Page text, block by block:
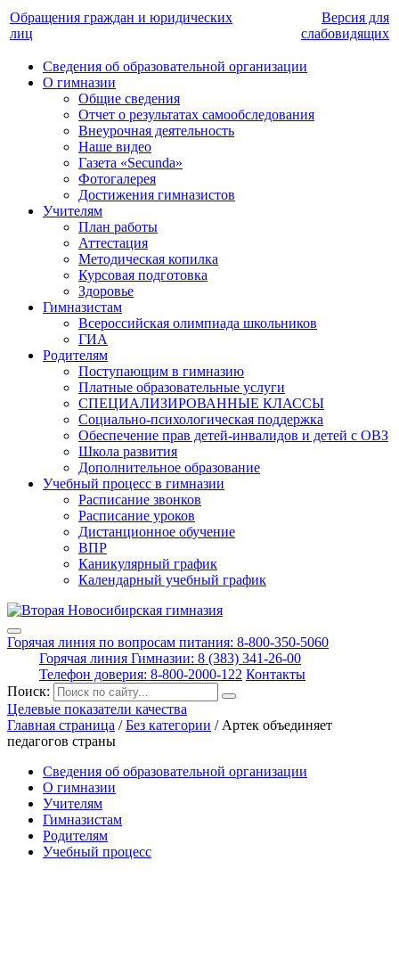
Обращения граждан и юридических
лиц
Версия для
слабовидящих
Сведения об образовательной организации
О гимназии
Общие сведения
Отчет о результатах самообследования
Внеурочная деятельность
Наше видео
Газета «Secunda»
Фотогалерея
Достижения гимназистов
Учителям
План работы
Аттестация
Методическая копилка
Курсовая подготовка
Здоровье
Гимназистам
Всероссийская олимпиада школьников
ГИА
Родителям
Поступающим в гимназию
Платные образовательные услуги
СПЕЦИАЛИЗИРОВАННЫЕ КЛАССЫ
Социально-психологическая поддержка
Обеспечение прав детей-инвалидов и детей с ОВЗ
Школа развития
Дополнительное образование
Учебный процесс в гимназии
Расписание звонков
Расписание уроков
Дистанционное обучение
ВПР
Каникулярный график
Календарный учебный график
Горячая линия по вопросам питания: 8-800-350-5060
Горячая линия Гимназии: 8 (383) 341-26-00
Телефон доверия: 8-800-2000-122 Контакты
Поиск:
Целевые показатели качества
Главная страница /Без категории / Артек объединяет
педагогов страны
Сведения об образовательной организации
О гимназии
Учителям
Гимназистам
Родителям
Учебный процесс